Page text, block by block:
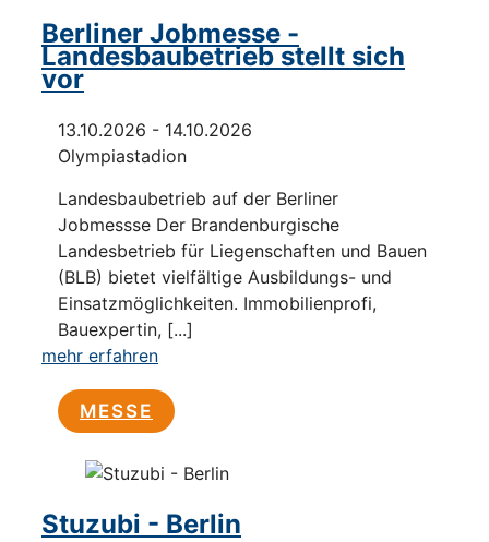
Berliner Jobmesse -
Landesbaubetrieb stellt sich
vor
13.10.2026 - 14.10.2026
Olympiastadion
Landesbaubetrieb auf der Berliner
Jobmessse Der Brandenburgische
Landesbetrieb für Liegenschaften und Bauen
(BLB) bietet vielfältige Ausbildungs- und
Einsatzmöglichkeiten. Immobilienprofi,
Bauexpertin, [...]
mehr erfahren
MESSE
Stuzubi - Berlin